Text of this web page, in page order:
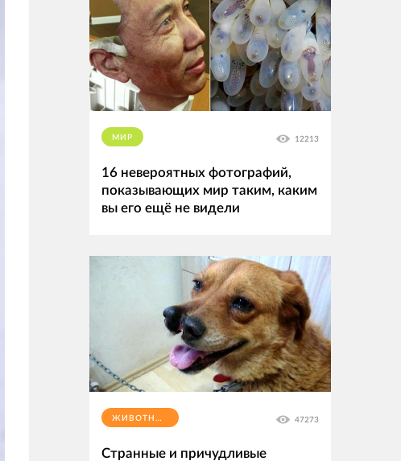
МИР 12213
16 невероятных фотографий,
показывающих мир таким, каким
вы его ещё не видели
ЖИВОТНЫЕ 47273
Странные и причудливые